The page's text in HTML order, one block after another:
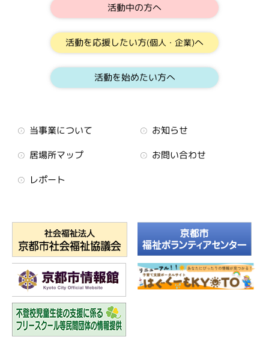
活動中の方へ
活動を応援したい方(個人・企業)へ
活動を始めたい方へ
当事業について
お知らせ
居場所マップ
お問い合わせ
レポート